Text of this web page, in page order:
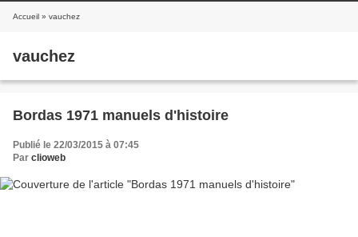
Accueil » vauchez
vauchez
Bordas 1971 manuels d'histoire
Publié le 22/03/2015 à 07:45
Par clioweb